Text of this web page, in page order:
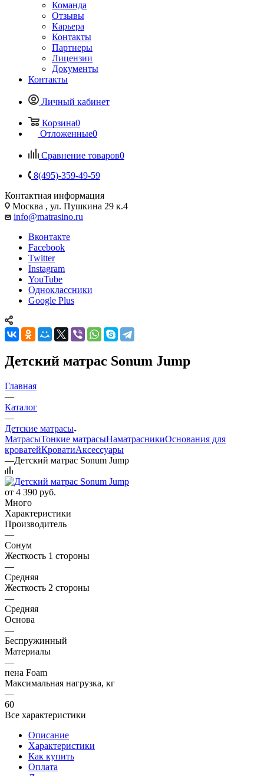
Команда
Отзывы
Карьера
Контакты
Партнеры
Лицензии
Документы
Контакты
Личный кабинет
Корзина0
Отложенные0
Сравнение товаров0
8(495)-359-49-59
Контактная информация
Москва , ул. Пушкина 29 к.4
info@matrasino.ru
Вконтакте
Facebook
Twitter
Instagram
YouTube
Одноклассники
Google Plus
Детский матрас Sonum Jump
Главная
—
Каталог
—
Детские матрасы
МатрасыТонкие матрасыНаматрасникиОснования для
кроватейКроватиАксессуары
—Детский матрас Sonum Jump
от 4 390 руб.
Много
Характеристики
Производитель
—
Сонум
Жесткость 1 стороны
—
Средняя
Жесткость 2 стороны
—
Средняя
Основа
—
Беспружинный
Материалы
—
пена Foam
Максимальная нагрузка, кг
—
60
Все характеристики
Описание
Характеристики
Как купить
Оплата